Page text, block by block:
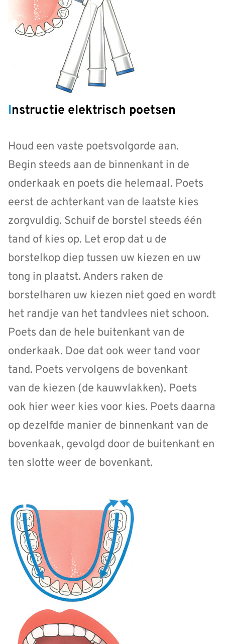
Instructie elektrisch poetsen
Houd een vaste poetsvolgorde aan.
Begin steeds aan de binnenkant in de
onderkaak en poets die helemaal. Poets
eerst de achterkant van de laatste kies
zorgvuldig. Schuif de borstel steeds één
tand of kies op. Let erop dat u de
borstelkop diep tussen uw kiezen en uw
tong in plaatst. Anders raken de
borstelharen uw kiezen niet goed en wordt
het randje van het tandvlees niet schoon.
Poets dan de hele buitenkant van de
onderkaak. Doe dat ook weer tand voor
tand. Poets vervolgens de bovenkant
van de kiezen (de kauwvlakken). Poets
ook hier weer kies voor kies. Poets daarna
op dezelfde manier de binnenkant van de
bovenkaak, gevolgd door de buitenkant en
ten slotte weer de bovenkant.